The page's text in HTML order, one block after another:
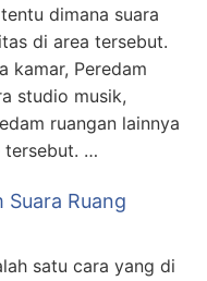
dimana suara
di area tersebut.
kamar, Peredam
studio musik,
ruangan lainnya
tersebut. …
Suara Ruang
satu cara yang di